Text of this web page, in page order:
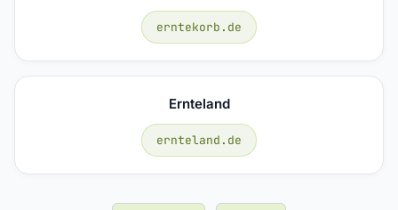
erntekorb.de
Ernteland
ernteland.de